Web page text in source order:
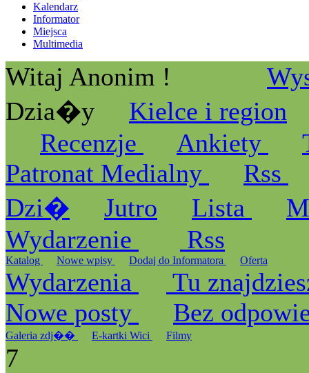
Kalendarz
Informator
Miejsca
Multimedia
Witaj Anonim !
Dzia�y
Kielce i region
Recenzje
Ankiety
Patronat Medialny
Rss
Dzi�
Jutro Lista
Wydarzenie
Rss
Katalog Nowe wpisy Dodaj do Informatora Oferta
Wydarzenia
Tu
Nowe posty
Bez
Galeria zdj�� E-kartki Wici Filmy
7